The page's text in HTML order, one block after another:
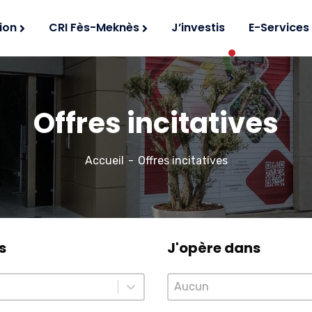
CRI Fès-Meknès J’investis E-Services
Offres incitatives
Accueil Offres incitatives
J'opère dans
J'opère dans
J'opère dans